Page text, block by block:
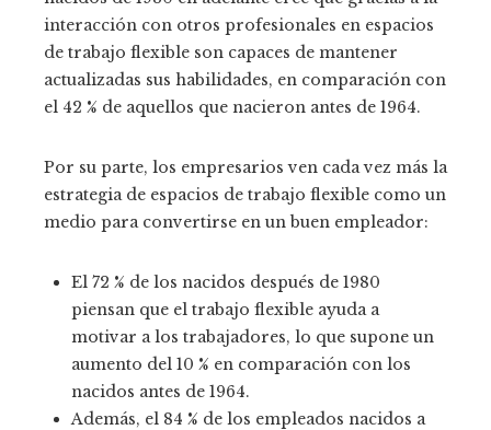
interacción con otros profesionales en espacios
de trabajo flexible son capaces de mantener
actualizadas sus habilidades, en comparación con
el 42 % de aquellos que nacieron antes de 1964.
Por su parte, los empresarios ven cada vez más la
estrategia de espacios de trabajo flexible como un
medio para convertirse en un buen empleador:
El 72 % de los nacidos después de 1980
piensan que el trabajo flexible ayuda a
motivar a los trabajadores, lo que supone un
aumento del 10 % en comparación con los
nacidos antes de 1964.
Además, el 84 % de los empleados nacidos a